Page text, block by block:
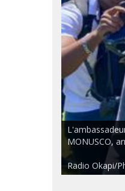
MONUSCO,
Radio Okapi/